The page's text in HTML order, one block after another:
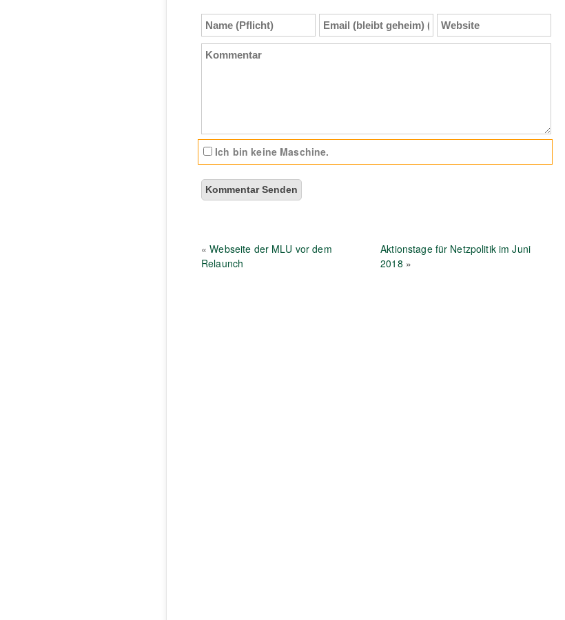
Name
(Pflicht)
Email
(bleibt
geheim)
Website
Kommentar
Ich bin keine Maschine.
Aktionstage für Netzpolitik im Juni
2018 »
«Webseite der MLU vor dem
Relaunch